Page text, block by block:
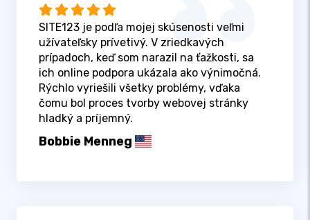
SITE123 je podľa mojej skúsenosti veľmi
užívateľsky prívetivý. V zriedkavých
prípadoch, keď som narazil na ťažkosti, sa
ich online podpora ukázala ako výnimočná.
Rýchlo vyriešili všetky problémy, vďaka
čomu bol proces tvorby webovej stránky
hladký a príjemný.
Bobbie Menneg